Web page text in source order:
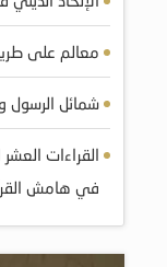
معالم على
شمائل الرسول
القراءات
في هامش